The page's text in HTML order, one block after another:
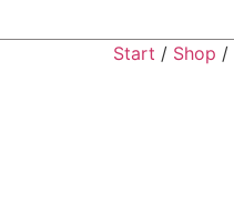
Start / Shop /